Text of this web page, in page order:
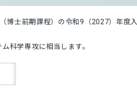
博士前期課程）の令和9（2027）年度入
科学専攻に相当します。